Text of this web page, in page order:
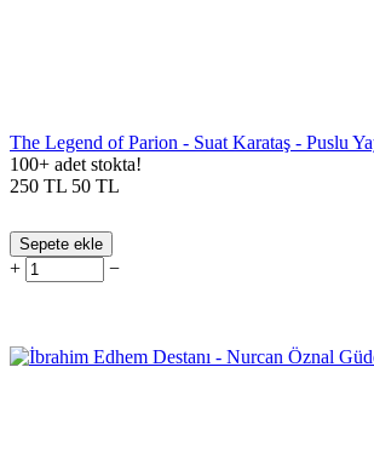
The Legend of Parion - Suat Karataş - Puslu
100+ adet stokta!
250 TL 50 TL
Sepete ekle
+ −